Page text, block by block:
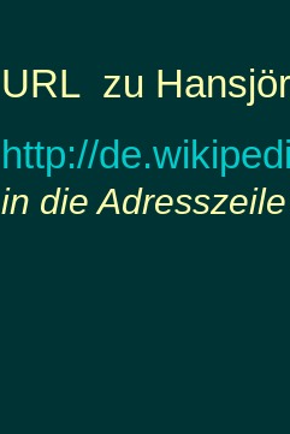
URL zu
http://
in die